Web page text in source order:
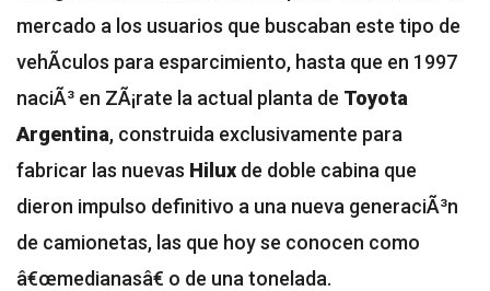
mercado a los usuarios que buscaban este tipo de
vehÃ­culos para esparcimiento, hasta que en 1997
naciÃ³ en ZÃ¡rate la actual planta de Toyota
Argentina, construida exclusivamente para
fabricar las nuevas Hilux de doble cabina que
dieron impulso definitivo a una nueva generaciÃ³n
de camionetas, las que hoy se conocen como
â€œmedianasâ€ o de una tonelada.